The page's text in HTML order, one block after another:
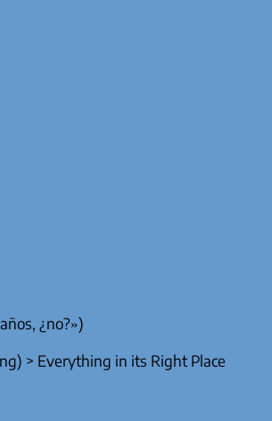
¿no?»)
> Everything in its Right Place